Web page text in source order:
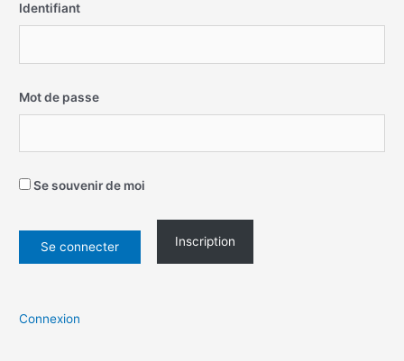
Identifiant
Mot de passe
Se souvenir de moi
Inscription
Connexion